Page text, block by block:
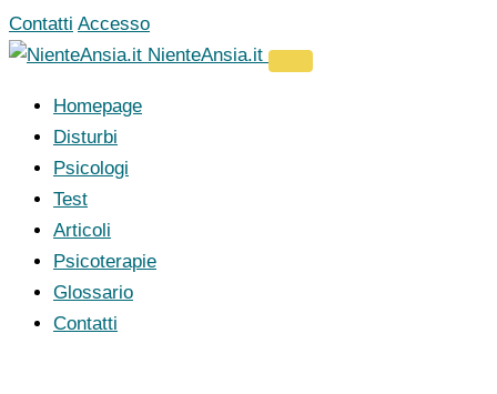
Vai
al
Contatti Accesso
NienteAnsia.it
Homepage
Disturbi
Psicologi
Test
Articoli
Psicoterapie
Glossario
Contatti